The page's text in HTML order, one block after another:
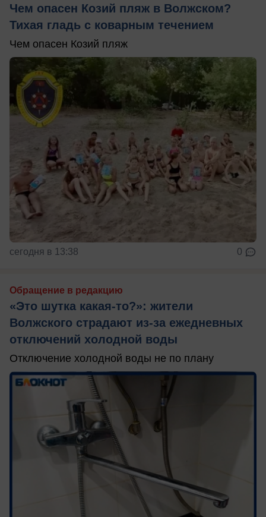
Чем опасен Козий пляж в Волжском?
Тихая гладь с коварным течением
Чем опасен Козий пляж
сегодня в 13:38 0
Обращение в редакцию
«Это шутка какая-то?»: жители
Волжского страдают из‑за ежедневных
отключений холодной воды
Отключение холодной воды не по плану